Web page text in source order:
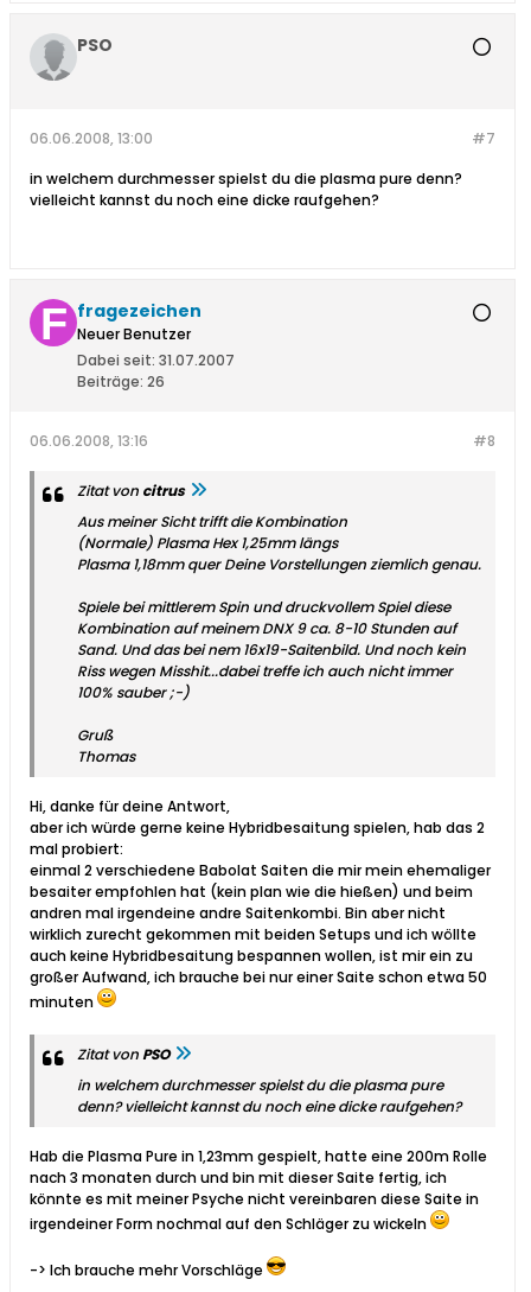
PSO
#7
06.06.2008, 13:00
in welchem durchmesser spielst du die plasma pure denn?
vielleicht kannst du noch eine dicke raufgehen?
fragezeichen
Neuer Benutzer
Dabei seit: 31.07.2007
Beiträge: 26
#8
06.06.2008, 13:16
Zitat von citrus
Aus meiner Sicht trifft die Kombination
(Normale) Plasma Hex 1,25mm längs
Plasma 1,18mm quer Deine Vorstellungen ziemlich genau.
Spiele bei mittlerem Spin und druckvollem Spiel diese
Kombination auf meinem DNX 9 ca. 8-10 Stunden auf
Sand. Und das bei nem 16x19-Saitenbild. Und noch kein
Riss wegen Misshit...dabei treffe ich auch nicht immer
100% sauber ;-)
Gruß
Thomas
Hi, danke für deine Antwort,
aber ich würde gerne keine Hybridbesaitung spielen, hab das 2
mal probiert:
einmal 2 verschiedene Babolat Saiten die mir mein ehemaliger
besaiter empfohlen hat (kein plan wie die hießen) und beim
andren mal irgendeine andre Saitenkombi. Bin aber nicht
wirklich zurecht gekommen mit beiden Setups und ich wöllte
auch keine Hybridbesaitung bespannen wollen, ist mir ein zu
großer Aufwand, ich brauche bei nur einer Saite schon etwa 50
minuten
Zitat vonPSO
in welchem durchmesser spielst du die plasma pure
denn? vielleicht kannst du noch eine dicke raufgehen?
Hab die Plasma Pure in 1,23mm gespielt, hatte eine 200m Rolle
nach 3 monaten durch und bin mit dieser Saite fertig, ich
könnte es mit meiner Psyche nicht vereinbaren diese Saite in
irgendeiner Form nochmal auf den Schläger zu wickeln
-> Ich brauche mehr Vorschläge